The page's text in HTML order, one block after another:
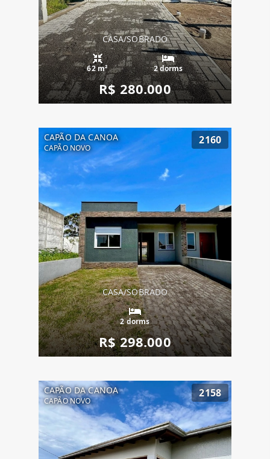
CASA/SOBRADO
62 m² 2 dorms
R$ 280.000
CAPÃO DA CANOA
CAPÃO NOVO
2160
CASA/SOBRADO
2 dorms
R$ 298.000
CAPÃO DA CANOA
CAPÃO NOVO
2158